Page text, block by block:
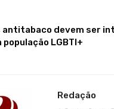
antitabaco devem ser
população LGBTI+
Redação